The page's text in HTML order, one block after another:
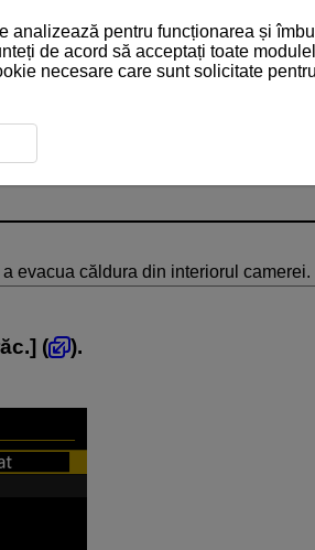
evacua căldura din interiorul camerei.
] (
).
analizează pentru funcționarea și
de acord să acceptați toate
necesare care sunt solicitate